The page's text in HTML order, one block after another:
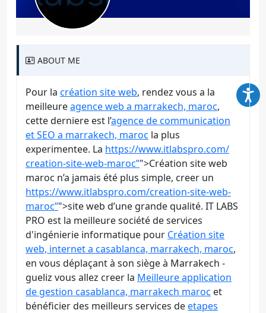
ABOUT ME
Pour la création site web, rendez vous a la
meilleureagence web a marrakech, maroc,
cette derniere est l’agence de communication
et SEO a marrakech, maroc la plus
experimentee. La https://www.itlabspro.com/
creation-site-web-maroc”">Création site web
maroc n’a jamais été plus simple, creer un
https://www.itlabspro.com/creation-site-web-
maroc”">site web d’une grande qualité. IT LABS
PRO est la meilleure société de services
d'ingénierie informatique pour Création site
web, internet a casablanca, marrakech, maroc,
en vous déplaçant à son siège à Marrakech -
gueliz vous allez creer la Meilleure application
de gestion casablanca, marrakech maroc et
bénéficier des meilleurs services deetapes